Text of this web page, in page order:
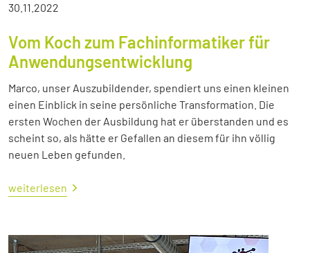
30.11.2022
Vom Koch zum Fachinformatiker für
Anwendungsentwicklung
Marco, unser Auszubildender, spendiert uns einen kleinen
einen Einblick in seine persönliche Transformation. Die
ersten Wochen der Ausbildung hat er überstanden und es
scheint so, als hätte er Gefallen an diesem für ihn völlig
neuen Leben gefunden.
weiterlesen